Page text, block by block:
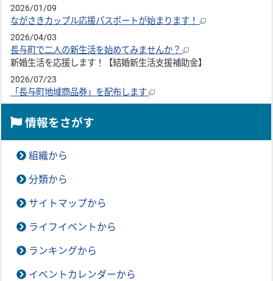
2026/01/09
ながさきカップル応援パスポートが始まります！
2026/04/03
長与町で二人の新生活を始めてみませんか？
新婚生活を応援します！【結婚新生活支援補助金】
2026/07/23
「長与町地域商品券」を配布します
情報をさがす
組織から
分類から
サイトマップから
ライフイベントから
ランキングから
イベントカレンダーから